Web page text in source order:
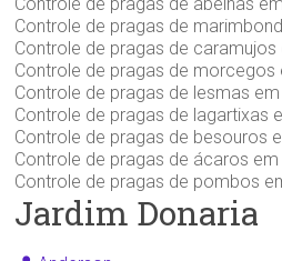
Controle de pragas de
Controle de pragas de
Controle de pragas de morcegos
Controle de pragas de lesmas
Controle de pragas de lagartixas
Controle de pragas de besouros
Controle de pragas de ácaros
Controle de pragas de pombos
Jardim Donaria